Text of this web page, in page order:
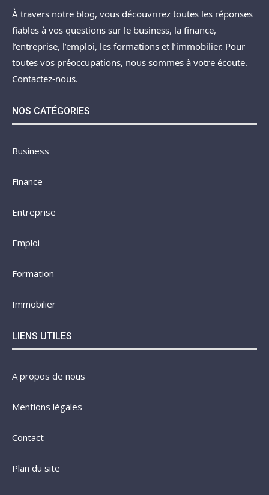
À travers notre blog, vous découvrirez toutes les réponses
fiables à vos questions sur le business, la finance,
l’entreprise, l’emploi, les formations et l’immobilier. Pour
toutes vos préoccupations, nous sommes à votre écoute.
Contactez-nous.
NOS CATÉGORIES
Business
Finance
Entreprise
Emploi
Formation
Immobilier
LIENS UTILES
A propos de nous
Mentions légales
Contact
Plan du site